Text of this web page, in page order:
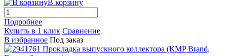
В корзину
Подробнее
Купить в 1 клик Сравнение
В избранное Под заказ